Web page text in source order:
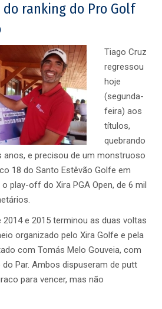
ranking do Pro Golf
Tiago Cruz
regressou
hoje
(segunda-
feira) aos
títulos,
quebrando
anos, e precisou de um monstruoso
18 do Santo Estêvão Golfe em
play-off do Xira PGA Open, de 6 mil
e 2015 terminou as duas voltas
organizado pelo Xira Golfe e pela
com Tomás Melo Gouveia, com
do Par. Ambos dispuseram de putt
para vencer, mas não